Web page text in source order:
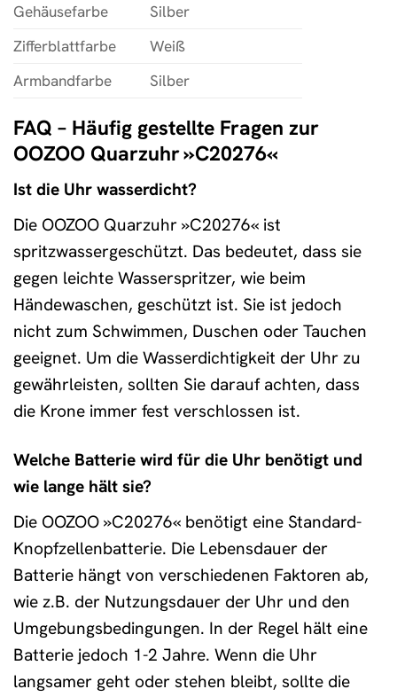
Gehäusefarbe
Silber
Zifferblattfarbe
Weiß
Armbandfarbe
Silber
FAQ – Häufig gestellte Fragen zur
OOZOO Quarzuhr »C20276«
Ist die Uhr wasserdicht?
Die OOZOO Quarzuhr »C20276« ist
spritzwassergeschützt. Das bedeutet, dass sie
gegen leichte Wasserspritzer, wie beim
Händewaschen, geschützt ist. Sie ist jedoch
nicht zum Schwimmen, Duschen oder Tauchen
geeignet. Um die Wasserdichtigkeit der Uhr zu
gewährleisten, sollten Sie darauf achten, dass
die Krone immer fest verschlossen ist.
Welche Batterie wird für die Uhr benötigt und
wie lange hält sie?
Die OOZOO »C20276« benötigt eine Standard-
Knopfzellenbatterie. Die Lebensdauer der
Batterie hängt von verschiedenen Faktoren ab,
wie z.B. der Nutzungsdauer der Uhr und den
Umgebungsbedingungen. In der Regel hält eine
Batterie jedoch 1-2 Jahre. Wenn die Uhr
langsamer geht oder stehen bleibt, sollte die